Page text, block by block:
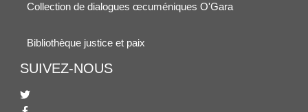
Collection de dialogues œcuméniques O'Gara
Bibliothèque justice et paix
SUIVEZ-NOUS